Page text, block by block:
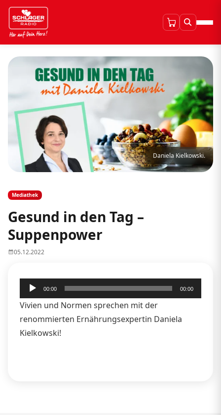
Daniela Kielkowski.
Mediathek
Gesund in den Tag –
Suppenpower
05.12.2022
Audio-
Player
00:00 00:00
Vivien und Normen sprechen mit der
renommierten Ernährungsexpertin Daniela
Kielkowski!